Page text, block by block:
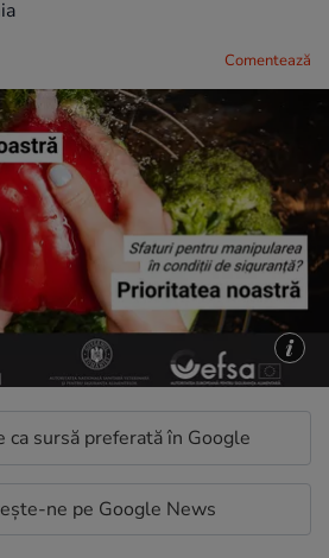
Comentează
ca sursă preferată în Google
ne pe Google News